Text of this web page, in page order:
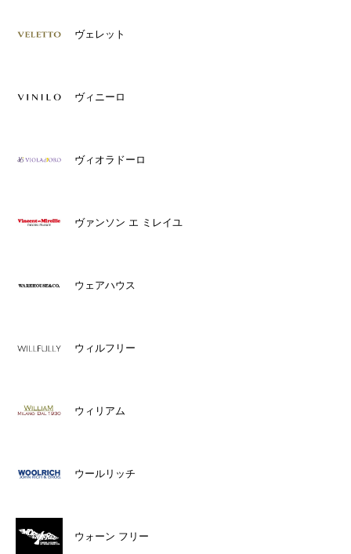
ヴェレット
ヴィニーロ
ヴィオラドーロ
ヴァンソン エ ミレイユ
ウェアハウス
ウィルフリー
ウィリアム
ウールリッチ
ウォーン フリー